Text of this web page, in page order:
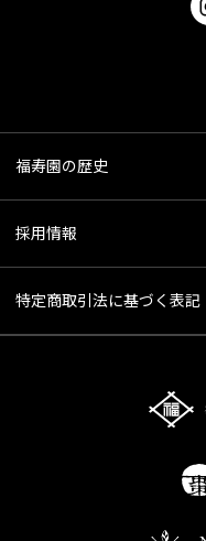
福寿園の歴史
採用情報
特定商取引法に基づく表記